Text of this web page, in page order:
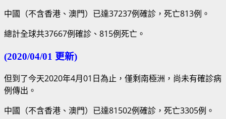
中國（不含香港、澳門）已達37237例確診，死亡813例。
總計全球共37667例確診、815例死亡。
(2020/04/01 更新)
但到了今天2020年4月01日為止，僅剩南極洲，尚未有確診病
例傳出。
中國（不含香港、澳門）已達81502例確診，死亡3305例。